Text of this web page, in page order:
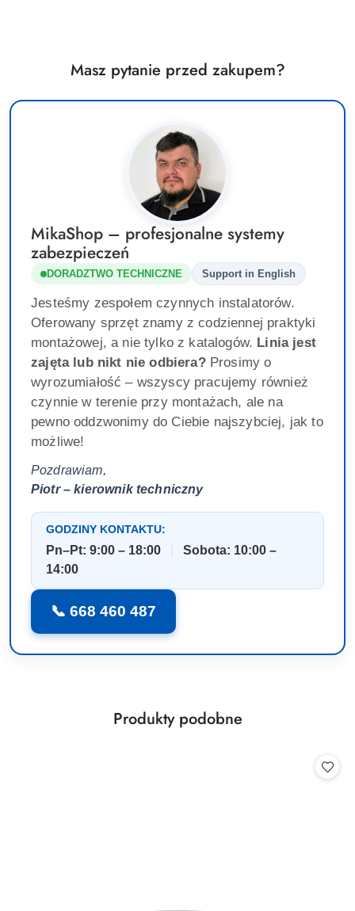
Masz pytanie przed zakupem?
MikaShop – profesjonalne systemy
zabezpieczeń
DORADZTWO TECHNICZNE Support in English
Jesteśmy zespołem czynnych instalatorów.
Oferowany sprzęt znamy z codziennej praktyki
montażowej, a nie tylko z katalogów. Linia jest
zajęta lub nikt nie odbiera?Prosimy o
wyrozumiałość – wszyscy pracujemy również
czynnie w terenie przy montażach, ale na
pewno oddzwonimy do Ciebie najszybciej, jak to
możliwe!
Pozdrawiam,
Piotr – kierownik techniczny
GODZINY KONTAKTU:
Pn–Pt: 9:00 – 18:00
Sobota: 10:00 –
14:00
📞 668 460 487
Pomiń karuzelę produktów
Produkty
Produkty podobne